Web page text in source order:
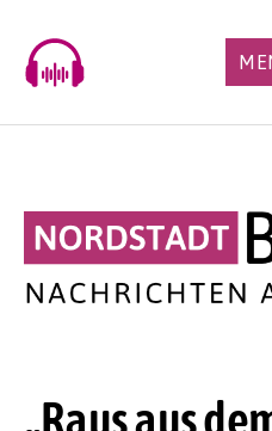
content
„Raus aus